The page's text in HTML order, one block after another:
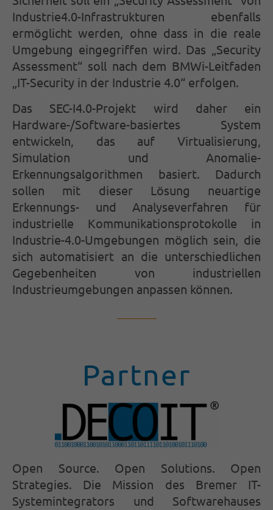
Industrie4.0-Infrastrukturen ebenfalls
ermöglicht werden, ohne dass in die reale
Umgebung eingegriffen wird. Das „Security
Assessment“ soll nach dem BMWi-Leitfaden
„IT-Security in der Industrie 4.0“ erfolgen.
Das SEC-I4.0-Projekt wird daher ein
Hardware-/Software-basiertes System
entwickeln, das auf Virtualisierung,
Simulation und Anomalie-
Erkennungsalgorithmen basiert. Dadurch
sollen mit dieser Lösung neuartige
Erkennungs- und Analyseverfahren für
industrielle Kommunikationsprotokolle in
Industrie-4.0-Umgebungen möglich sein, die
sich automatisiert an die unterschiedlichen
Gegebenheiten von industriellen
Industrieumgebungen anpassen können.
Partner
Open Source. Open Solutions. Open
Strategies. Die Mission des Bremer IT-
Systemintegrators und Softwarehauses